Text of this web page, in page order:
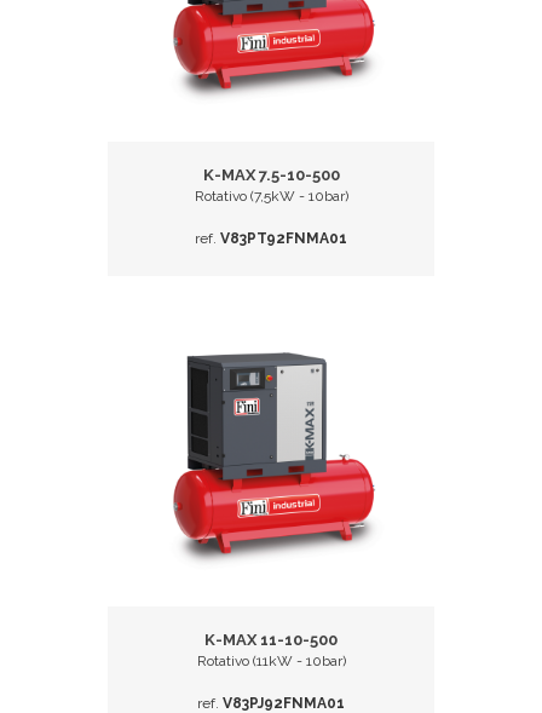
K-MAX 7.5-10-500
Rotativo (7,5kW - 10bar)
ref. V83PT92FNMA01
K-MAX 11-10-500
Rotativo (11kW - 10bar)
ref. V83PJ92FNMA01